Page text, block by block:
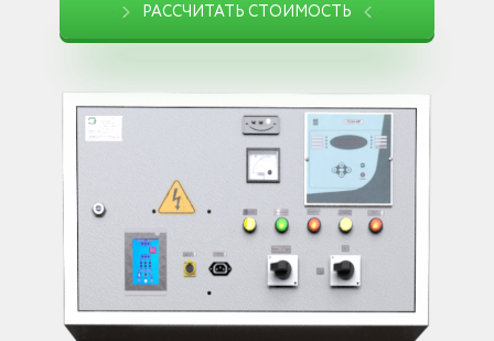
РАССЧИТАТЬ СТОИМОСТЬ